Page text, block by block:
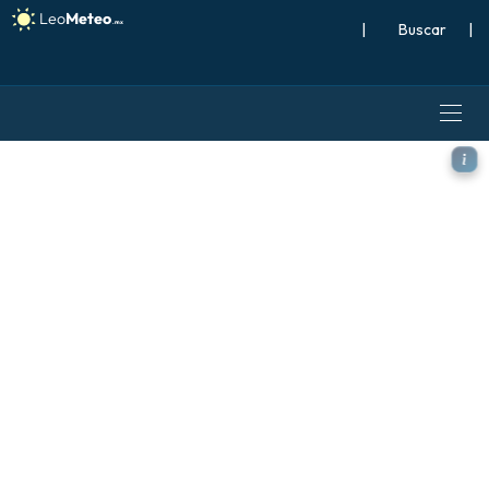
| |
ECMWF AIFS 0.25° [IA]